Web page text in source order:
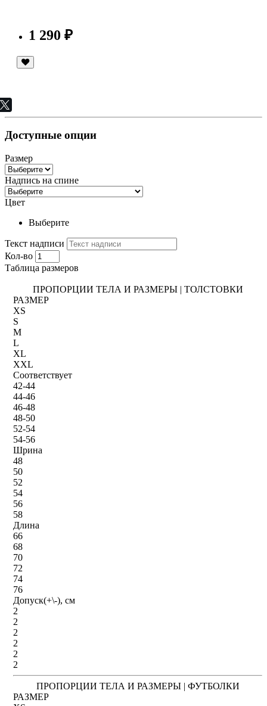
1 290 ₽
Доступные опции
Размер
Надпись на спине
Цвет
Выберите
Текст надписи
Кол-во
Таблица размеров
ПРОПОРЦИИ ТЕЛА И РАЗМЕРЫ | ТОЛСТОВКИ
РАЗМЕР
XS
S
M
L
XL
XXL
Соответствует
42-44
44-46
46-48
48-50
52-54
54-56
Шрина
48
50
52
54
56
58
Длина
66
68
70
72
74
76
Допуск(+\-), см
2
2
2
2
2
2
ПРОПОРЦИИ ТЕЛА И РАЗМЕРЫ | ФУТБОЛКИ
РАЗМЕР